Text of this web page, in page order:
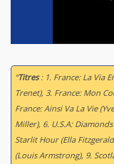
“Titres: 1. France: La Via
Trenet), 3. France: Mon
France: Ainsi Va La Vie
Miller), 6. U.S.A:
Starlit Hour (Ella
(Louis Armstrong), 9.